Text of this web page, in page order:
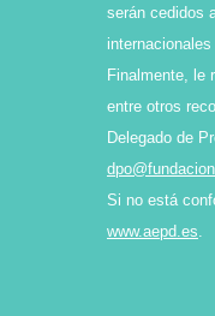
serán cedidos
Finalmente, le
entre otros
Delegado de
Si no está
www.aepd.es.